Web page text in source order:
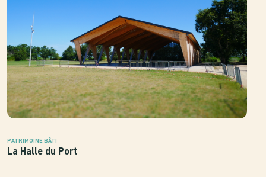
La Halle du Port
PATRIMOINE BÂTI